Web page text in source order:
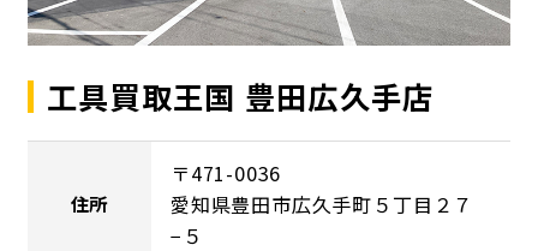
工具買取王国 豊田広久手店
住所
〒471-0036
愛知県豊田市広久手町５丁目２７
−５